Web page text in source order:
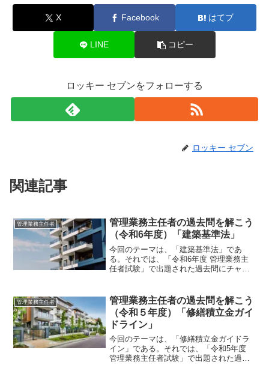
X Facebook はてブ
LINE コピー
ロッキー セブンをフォローする
ロッキー セブン
関連記事
管理業務主任者
管理業務主任者の過去問を解こう
（令和6年度）「建築基準法」
今回のテーマは、「建築基準法」であ
る。それでは、「令和6年度 管理業務主
任者試験」で出題された過去問にチャレ
の調査・報告に関する次の記述のうち、
最も不適切な...
管理業務主任者
管理業務主任者の過去問を解こう
（令和５年度）「修繕積立金ガイ
ドライン」
今回のテーマは、「修繕積立金ガイドラ
イン」である。それでは、「令和5年度
管理業務主任者試験」で出題された過去